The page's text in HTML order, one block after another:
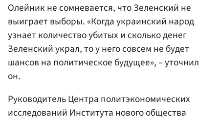
Олейник не сомневается, что Зеленский не
выиграет выборы. «Когда украинский народ
узнает количество убитых и сколько денег
Зеленский украл, то у него совсем не будет
шансов на политическое будущее», – уточнил
он.
Руководитель Центра политэкономических
исследований Института нового общества